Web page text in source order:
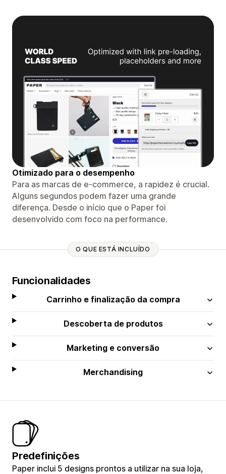
Otimizado para o desempenho
Para as marcas de e-commerce, a rapidez é crucial.
Alguns segundos podem fazer uma grande
diferença. Desde o início que o Paper foi
desenvolvido com foco na performance.
O QUE ESTÁ INCLUÍDO
Funcionalidades
Carrinho e finalização da compra
Descoberta de produtos
Marketing e conversão
Merchandising
Predefinições
Paper inclui 5 designs prontos a utilizar na sua loja,